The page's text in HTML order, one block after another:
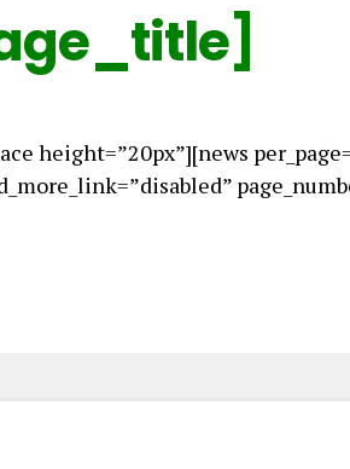
height=”20px”][news